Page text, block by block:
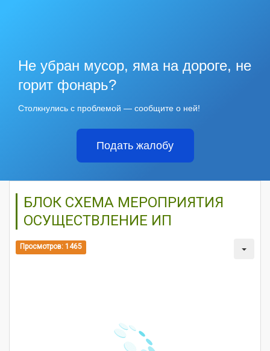
Не убран мусор, яма на дороге, не
горит фонарь?
Столкнулись с проблемой — сообщите о ней!
Подать жалобу
БЛОК СХЕМА МЕРОПРИЯТИЯ
ОСУЩЕСТВЛЕНИЕ ИП
Просмотров: 1465